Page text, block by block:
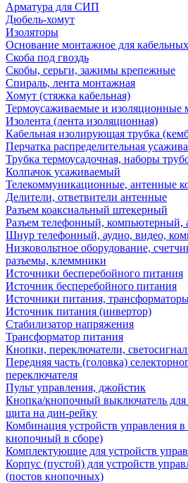
Арматура для СИП
Дюбель-хомут
Изоляторы
Основание монтажное для
Скоба под гвоздь
Скобы, серьги, зажимы крепежные
Спираль, лента монтажная
Хомут (стяжка кабельная)
Термоусаживаемые и изоляционные
Изолента (лента изоляционная)
Кабельная изолирующая трубка
Перчатка распределительная
Трубка термоусадочная, наборы
Колпачок усаживаемый
Телекоммуникационные, антенные
Делители, ответвители антенные
Разъем коаксиальный штекерный
Разъем телефонный, компьютерный,
Шнур телефонный, аудио, видео,
Низковольтное оборудование,
разъемы, клеммники
Источники бесперебойного питания
Источник бесперебойного питания
Источники питания,
Источник питания (инвертор)
Стабилизатор напряжения
Трансформатор питания
Кнопки, переключатели,
Передняя часть (головка)
переключателя
Пульт управления, джойстик
Кнопка/кнопочный выключатель для
щита на дин-рейку
Комбинация устройств управления в
кнопочный в сборе)
Комплектующие для устройств
Корпус (пустой) для устройств
(постов кнопочных)